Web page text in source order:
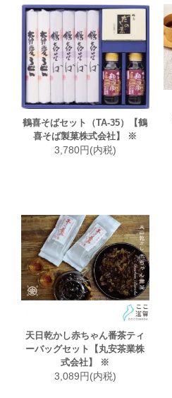
鶴喜そばセット（TA-35）【鶴
喜そば製菓株式会社】 ※
3,780円(内税)
天日乾かし赤ちゃん番茶ティ
ーバッグセット【丸安茶業株
式会社】 ※
3,089円(内税)